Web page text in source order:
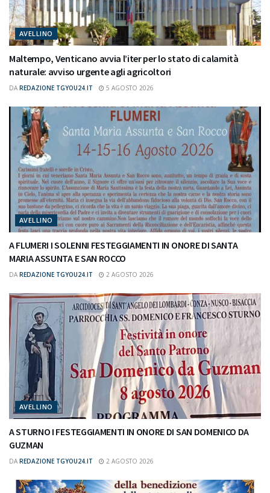
AVELLINO
Maltempo, Venticano avvia l’iter per lo stato di calamità
naturale: avviso urgente agli agricoltori
DA REDAZIONE TGYOU24.IT 5 AGOSTO 2026
AVELLINO
A FLUMERI I SOLENNI FESTEGGIAMENTI IN ONORE DI SANTA
MARIA ASSUNTA E SAN ROCCO
DA REDAZIONE TGYOU24.IT 2 AGOSTO 2026
AVELLINO
A STURNO I FESTEGGIAMENTI IN ONORE DI SAN DOMENICO DA
GUZMAN
DA REDAZIONE TGYOU24.IT 2 AGOSTO 2026